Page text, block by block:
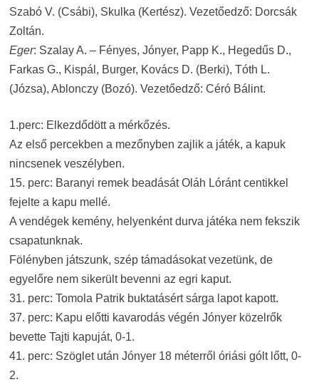
Szabó V. (Csábi), Skulka (Kertész). Vezetőedző: Dorcsák
Zoltán.
Eger: Szalay A. – Fényes, Jónyer, Papp K., Hegedűs D.,
Farkas G., Kispál, Burger, Kovács D. (Berki), Tóth L.
(Józsa), Ablonczy (Bozó). Vezetőedző: Céró Bálint.
1.perc: Elkezdődött a mérkőzés.
Az első percekben a mezőnyben zajlik a játék, a kapuk
nincsenek veszélyben.
15. perc: Baranyi remek beadását Oláh Lóránt centikkel
fejelte a kapu mellé.
A vendégek kemény, helyenként durva játéka nem fekszik
csapatunknak.
Fölényben játszunk, szép támadásokat vezetünk, de
egyelőre nem sikerült bevenni az egri kaput.
31. perc: Tomola Patrik buktatásért sárga lapot kapott.
37. perc: Kapu előtti kavarodás végén Jónyer közelrők
bevette Tajti kapuját, 0-1.
41. perc: Szöglet után Jónyer 18 méterről óriási gólt lőtt, 0-
2.